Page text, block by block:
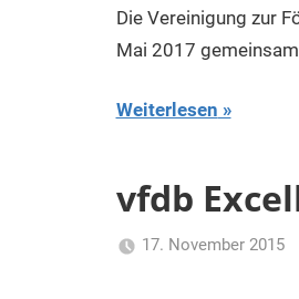
Die Vereinigung zur
Mai 2017
Weiterlesen
vfdb
17. November 2015